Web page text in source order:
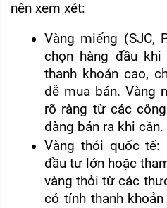
nên xem xét:
Vàng miếng (SJC,
chọn hàng đầu
thanh khoản cao,
dễ mua bán. Vàng
rõ ràng từ các
dàng bán ra khi cần.
Vàng thỏi quốc tế:
đầu tư lớn hoặc
vàng thỏi từ các
có tính thanh